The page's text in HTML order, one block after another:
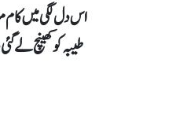
اس دل لگی میں کام
طیبہ کو کھینچ لے